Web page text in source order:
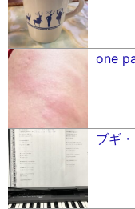
one
ブギ・